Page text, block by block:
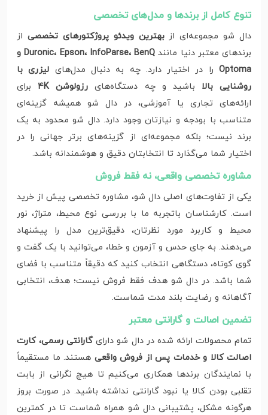
تنوع کامل از برندها و مدل‌های تخصصی
دال شو مجموعه‌ای ازبهترین ویدئو پروژکتورهای تخصصی از
برندهای معتبر دنیا مانند
Duronic، Epson، InfoParse، BenQ و
Optomaرا در اختیار دارد. چه به دنبال مدل‌های لیزری با
روشنایی بالا باشید و چه دستگاه‌های رزولوشن 4K
برای
ارائه‌های تجاری یا آموزشی، در دال شو همیشه گزینه‌ای
متناسب با بودجه و نیازتان وجود دارد. دال شو محدود به یک
برند نیست؛ بلکه مجموعه‌ای از گزینه‌های برتر جهانی را در
اختیار شما می‌گذارد تا انتخابتان دقیق و هوشمندانه باشد.
مشاوره تخصصی واقعی، نه فقط فروش
یکی از تفاوت‌های اصلی دال شو، مشاوره‌ تخصصی پیش از خرید
است. کارشناسان باتجربه ما با بررسی نوع محیط، متراژ، نور
محیط و کاربرد مورد نظرتان، دقیق‌ترین مدل را پیشنهاد
می‌دهند. به‌ جای حدس و آزمون‌ و خطا، می‌توانید با یک گفت‌ و
گوی کوتاه، دستگاهی انتخاب کنید که دقیقاً متناسب با فضای
شما باشد. در دال شو هدف فقط فروش نیست؛ هدف، انتخابی
آگاهانه و رضایت بلند مدت شماست.
تضمین اصالت و گارانتی معتبر
تمام محصولات ارائه‌ شده در دال شو دارایگارانتی رسمی، کارت
اصالت کالا و خدمات پس از فروش واقعی هستند. ما مستقیماً
با نمایندگان برندها همکاری می‌کنیم تا هیچ نگرانی از بابت
تقلبی بودن کالا یا نبود گارانتی نداشته باشید. در صورت بروز
هرگونه مشکل، پشتیبانی دال شو همراه شماست تا در کمترین